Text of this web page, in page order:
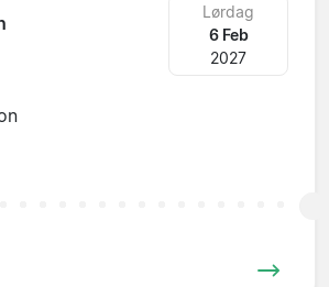
Lørdag
6 Feb
2027